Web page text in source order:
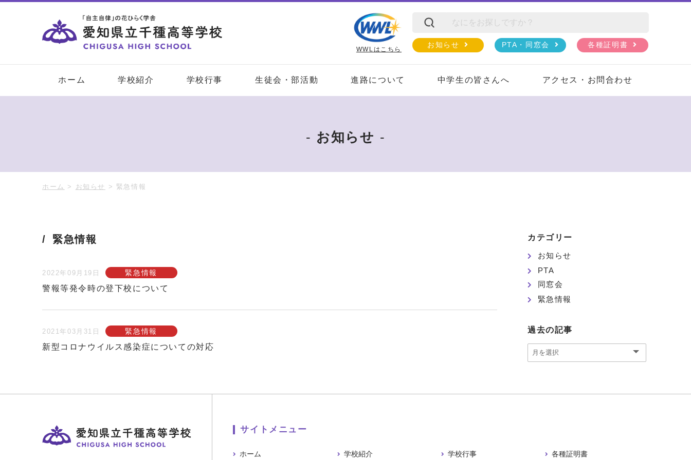
お知らせ PTA・同窓会 各種証明書
WWLはこちら
ホーム 学校紹介 学校行事 生徒会・部活動 進路について 中学生の皆さんへ アクセス・お問合わせ
お知らせ
ホーム > お知らせ > 緊急情報
緊急情報
2022年09月19日 緊急情報
警報等発令時の登下校について
2021年03月31日 緊急情報
新型コロナウイルス感染症についての対応
カテゴリー
お知らせ
PTA
同窓会
緊急情報
過去の記事
サイトメニュー
ホーム 学校紹介 学校行事 各種証明書